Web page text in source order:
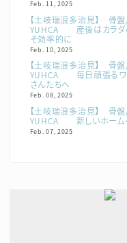
Feb. 11, 2025
【土岐瑞浪多治見】 骨
YUHCA 産後はカラダ
そ効率的に
Feb. 10, 2025
【土岐瑞浪多治見】 骨
YUHCA 毎日頑張るワ
さんたちへ
Feb. 08, 2025
【土岐瑞浪多治見】 骨
YUHCA 新しいホームペ
Feb. 07, 2025